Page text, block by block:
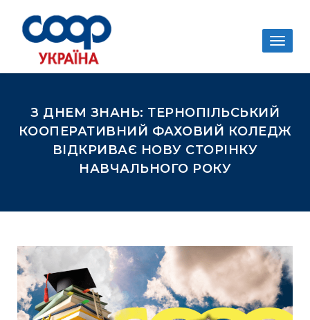
З ДНЕМ ЗНАНЬ: ТЕРНОПІЛЬСЬКИЙ
КООПЕРАТИВНИЙ ФАХОВИЙ КОЛЕДЖ
ВІДКРИВАЄ НОВУ СТОРІНКУ
НАВЧАЛЬНОГО РОКУ